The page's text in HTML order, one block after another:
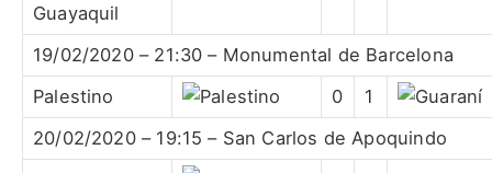
Guayaquil
19/02/2020 – 21:30 – Monumental de Barcelona
Palestino
0
1
20/02/2020 – 19:15 – San Carlos de Apoquindo